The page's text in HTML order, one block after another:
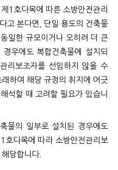
1호다목에 따른 소방안전관리
고 본다면, 단일 용도의 건축물
일한 규모이거나 오히려 더 큰
우에도 복합건축물에 설치되
리보조자를 선임하지 않을 수
하여 해당 규정의 취지에 어긋
석할 때 고려할 필요가 있습니
물의 일부로 설치된 경우에도
호다목에 따라 소방안전관리보
당합니다.